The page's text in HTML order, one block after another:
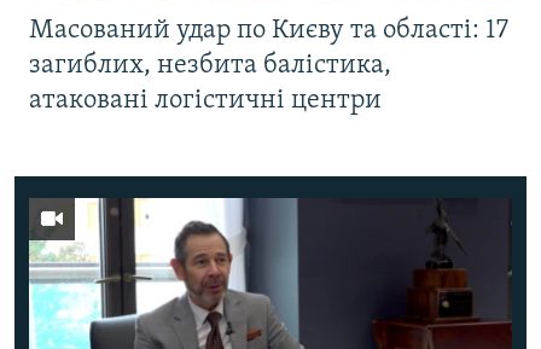
Масований удар по Києву та області: 17
загиблих, незбита балістика,
атаковані логістичні центри